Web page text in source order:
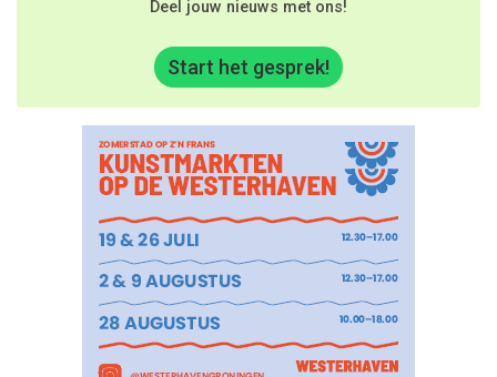
Deel jouw nieuws met ons!
Start het gesprek!